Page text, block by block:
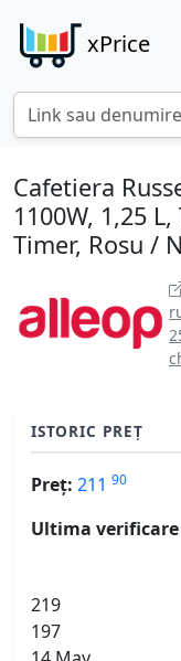
xPrice
Cafetiera
1100W, 1,25
Timer, Rosu /
ISTORIC PREȚ
Preț: 211 90
Ultima
219
197